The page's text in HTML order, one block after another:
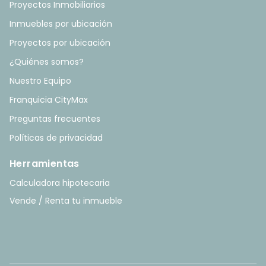
Proyectos Inmobiliarios
Inmuebles por ubicación
Proyectos por ubicación
¿Quiénes somos?
Nuestro Equipo
Franquicia CityMax
Preguntas frecuentes
Políticas de privacidad
Herramientas
Calculadora hipotecaria
Vende / Renta tu inmueble